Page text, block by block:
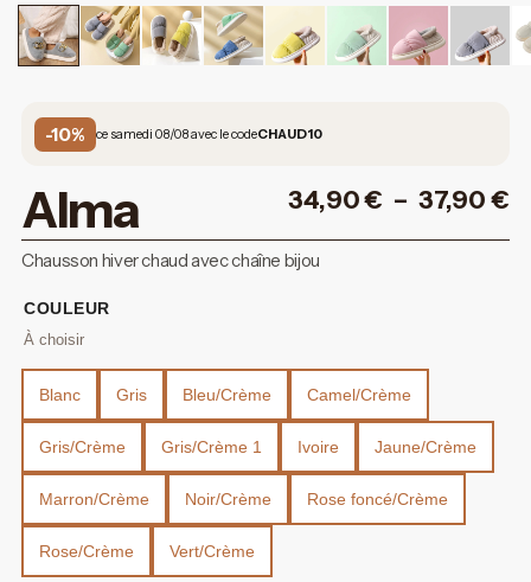
-10% ce samedi 08/08 avec le codeCHAUD10
Alma 34,90€ – 37,90€
Chausson hiver chaud avec chaîne bijou
COULEUR
Blanc Gris Bleu/Crème Camel/Crème
Gris/Crème Gris/Crème 1 Ivoire Jaune/Crème
Marron/Crème Noir/Crème Rose foncé/Crème
Rose/Crème Vert/Crème